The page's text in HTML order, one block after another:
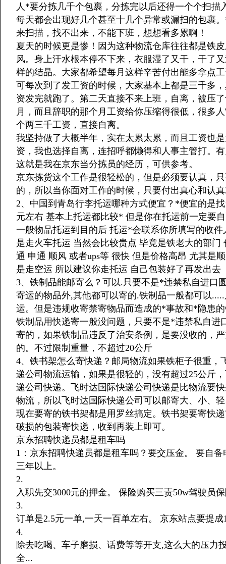
人*要分拣几千个包裹，分拣完以后还得一个个扫描
每天都会出现好几个甚至十几个异常或漏扫的包裹
来扫描，找不出来，不能下班，想想看多累啊！
夏天的时候更是惨！因为这种物流仓库往往都是铁
风。身上汗水根本停不下来，衣服湿了又干，干了
样的结晶。大家都希望每月这样辛苦付出能多拿点
可每次到了发工资的时候，大家基本上都是三千多
资发完就跑了。第二天直接不来上班，自离，被压
月，而且辞职的那个月工资给你压缩得很低，很多
个两三千工资，直接自离。
我坚持做了大概半年，实在太累太累，而且工资也
资，我也选择自离，连招呼都懒得和人事主管打。
这就是我在京东当分拣员的经历，可供参考。
京东拣货这个工作是很轻松的，但是必须要认真，
的，所以当你面对工作的时候，只要付出真心和认
2、中国到青岛行李托运哪种方式便宜？*便宜的是
元左右 基本上托运都比较* 但是你在托运前一定要
一般物品托运到目的后 托运*会联系你所填写的收
是走火车托运 当然会比较贵点 毕竟是铁老大的部门
通 申通 顺风 或者ups等 很快 但是价格高昂 尤其是
是走空运 所以建议你走托运 自己包装好了再发出去
3、铁制品能邮寄么？可以.只要不是*违禁私自进口
寄运的物品外,其他都可以寄的.铁制品一般都可以
运。但是违规收寄禁寄物品而造成的*事故和*隐患
铁制品用快递寄一般没问题，只要不是*违禁私自进
寄的，如果铁制品违反了治安条例，是要没收的，
的。不过限制重量，不超过20公斤
4、铁书架怎么寄快递？邮局物流如果铁柜子很重
递公司物流运输，如果是很轻的，没有超过25公斤
递公司快递。飞时达国际快递公司快递是比物流要
物流，所以飞时达国际快递公司可以邮寄大、小、
现在要寄的铁书架都是用罗丝搞定。铁书架要寄快
破损的包装寄快递，收到再装上即可。
京东招聘快递员都是租车吗
1：京东招聘快递员都是租车吗？要交压金。 要自
三年以上。
2.
入职先交3000元的押金。 保险购买三责50w驾驶员
3.
订单是2.5元一单,一天一百单左右。 京东站点要提
4.
除去吃喝、车子磨损、话费等等开支,这么大的压力
全...